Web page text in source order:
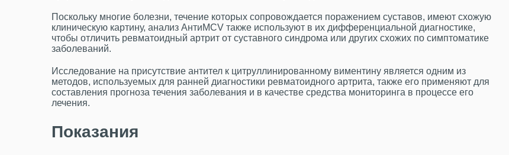
Поскольку многие болезни, течение которых сопровождается поражением суставов, имеют схожую
клиническую картину, анализ АнтиMCV также используют в их дифференциальной диагностике,
чтобы отличить ревматоидный артрит от суставного синдрома или других схожих по симптоматике
заболеваний.
Исследование на присутствие антител к цитруллинированному виментину является одним из
методов, используемых для ранней диагностики ревматоидного артрита, также его применяют для
составления прогноза течения заболевания и в качестве средства мониторинга в процессе его
лечения.
Показания